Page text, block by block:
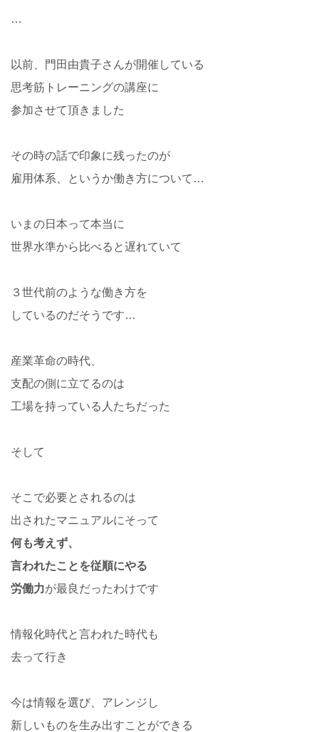
…
以前、門田由貴子さんが開催している
思考筋トレーニングの講座に
参加させて頂きました
その時の話で印象に残ったのが
雇用体系、というか働き方について…
いまの日本って本当に
世界水準から比べると遅れていて
３世代前のような働き方を
しているのだそうです…
産業革命の時代、
支配の側に立てるのは
工場を持っている人たちだった
そして
そこで必要とされるのは
出されたマニュアルにそって
何も考えず、
言われたことを従順にやる
労働力が最良だったわけです
情報化時代と言われた時代も
去って行き
今は情報を選び、アレンジし
新しいものを生み出すことができる